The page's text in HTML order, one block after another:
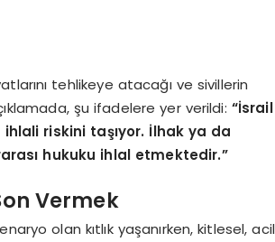
tehlikeye atacağı ve sivillerin
şu ifadelere yer verildi: “İsrail
ihlali riskini taşıyor. İlhak ya da
hukuku ihlal etmektedir.”
Vermek
olan kıtlık yaşanırken, kitlesel, acil